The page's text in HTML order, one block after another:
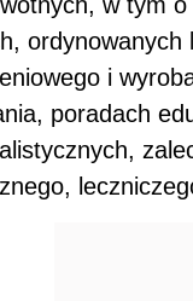
i
poradach